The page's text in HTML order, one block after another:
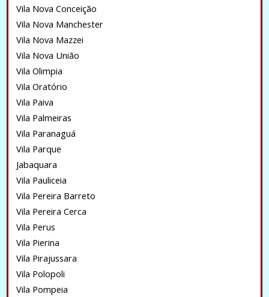
Vila Nova Conceição
Vila Nova Manchester
Vila Nova Mazzei
Vila Nova União
Vila Olimpia
Vila Oratório
Vila Paiva
Vila Palmeiras
Vila Paranaguá
Vila Parque
Jabaquara
Vila Pauliceia
Vila Pereira Barreto
Vila Pereira Cerca
Vila Perus
Vila Pierina
Vila Pirajussara
Vila Polopoli
Vila Pompeia